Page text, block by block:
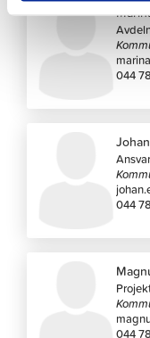
044
044
044